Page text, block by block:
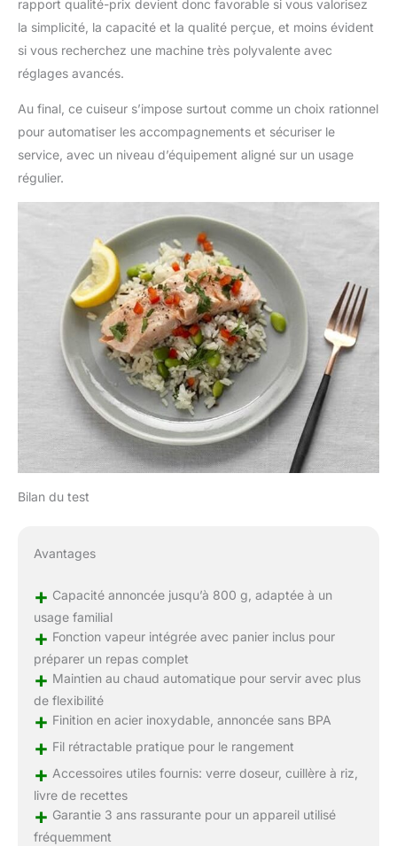
rapport qualité-prix devient donc favorable si vous valorisez
la simplicité, la capacité et la qualité perçue, et moins évident
si vous recherchez une machine très polyvalente avec
réglages avancés.
Au final, ce cuiseur s’impose surtout comme un choix rationnel
pour automatiser les accompagnements et sécuriser le
service, avec un niveau d’équipement aligné sur un usage
régulier.
Bilan du test
Avantages
+ Capacité annoncée jusqu’à 800 g, adaptée à un
usage familial
+ Fonction vapeur intégrée avec panier inclus pour
préparer un repas complet
+ Maintien au chaud automatique pour servir avec plus
de flexibilité
+ Finition en acier inoxydable, annoncée sans BPA
+ Fil rétractable pratique pour le rangement
+ Accessoires utiles fournis: verre doseur, cuillère à riz,
livre de recettes
+ Garantie 3 ans rassurante pour un appareil utilisé
fréquemment